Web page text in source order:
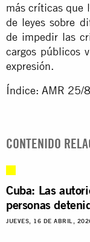
más críticas que
de leyes sobre
de impedir las
cargos públicos
expresión.
Índice: AMR
CONTENIDO
Cuba: Las
personas
JUEVES, 16 DE ABRIL,